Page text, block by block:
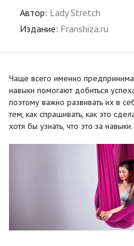
Автор: Lady Stretch
Издание: Franshiza.ru
Чаще всего именно
навыки помогают добиться
поэтому важно развивать их в
тем, как спрашивать, как это
хотя бы узнать, что это за навыки.